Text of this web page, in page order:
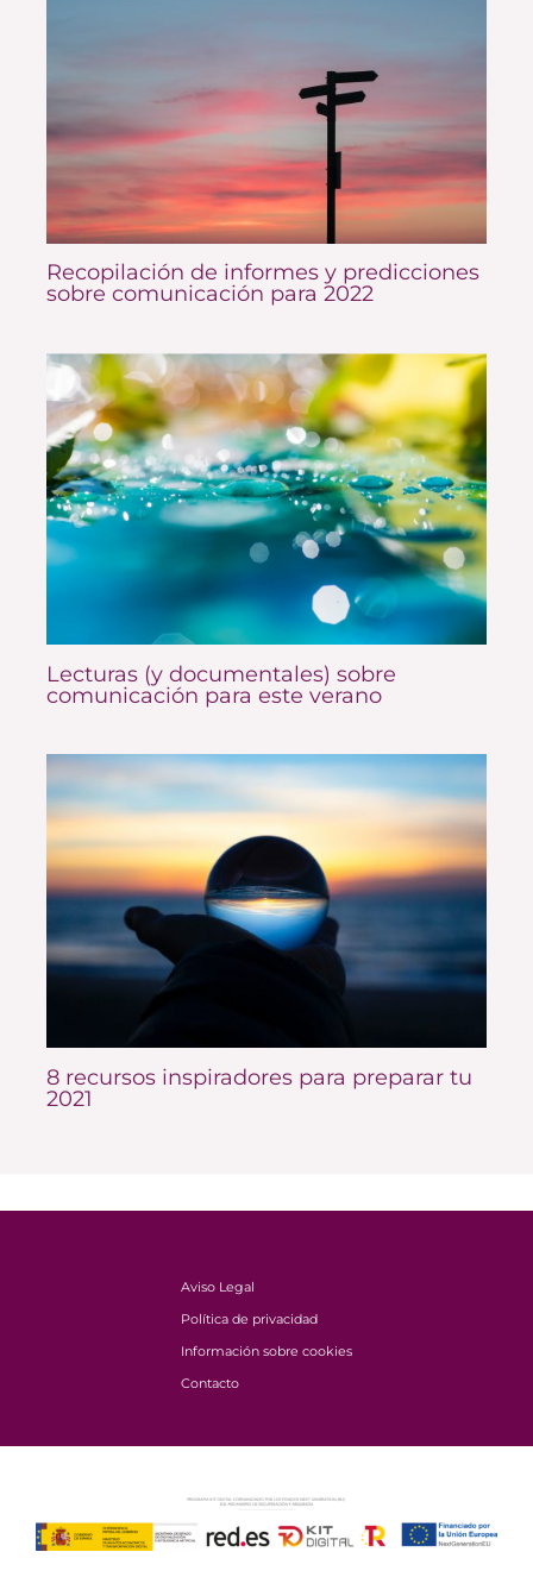
Recopilación de informes y predicciones
sobre comunicación para 2022
Lecturas (y documentales) sobre
comunicación para este verano
8 recursos inspiradores para preparar tu
2021
Aviso Legal
Política de privacidad
Información sobre cookies
Contacto